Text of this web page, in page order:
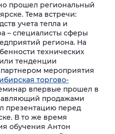
прошел региональный
Тема встречи:
учета тепла и
– специалисты сферы
региона. На
технических
тенденции
мероприятия
торгово-
впервые прошел в
продажами
презентацию перед
В то же время
обучения Антон